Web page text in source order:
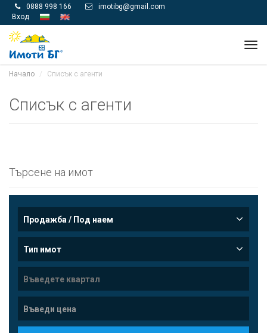
 0888 998 166 
imotibg@gmail.com
Вход
Начало Списък с агенти
Списък с агенти
Търсене на имот
Продажба / Под наем
Тип имот